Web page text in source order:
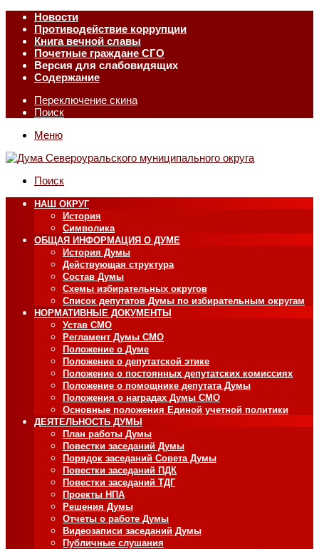
Новости
Противодействие коррупции
Книга вечной славы
Почетные граждане СГО
Версия для слабовидящих
Содержание
Переключение скина
Поиск
Меню
Поиск
НАШ ОКРУГ
История
Символика
ОБЩАЯ ИНФОРМАЦИЯ О ДУМЕ
История Думы
Действующая структура
Состав Думы
Схемы избирательных округов
Список депутатов Думы по избирательным округам
НОРМАТИВНЫЕ ДОКУМЕНТЫ
Устав СМО
Регламент Думы СМО
Положение о Думе
Положение о депутатской этике
Положение о постоянных депутатских комиссиях
Положение о помощнике депутата Думы
Положения о наградах Думы СМО
Основные положения Единой учетной политики
ДЕЯТЕЛЬНОСТЬ ДУМЫ
План работы Думы
Повестки заседаний Думы
Порядок заседаний Совета Думы
Повестки заседаний ПДК
Повестки заседаний ТДГ
Проекты НПА
Решения Думы
Отчеты о работе Думы
Видеозаписи заседаний Думы
Публичные слушания